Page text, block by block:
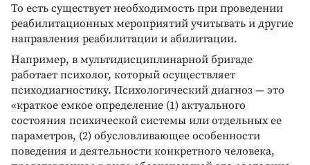
То есть существует необходимость при проведении
реабилитационных мероприятий учитывать и другие
направления реабилитации и абилитации.
Например, в мультидисциплинарной бригаде
работает психолог, который осуществляет
психодиагностику. Психологический диагноз — это
«краткое емкое определение (1) актуального
состояния психической системы или отдельных ее
параметров, (2) обусловливающее особенности
поведения и деятельности конкретного человека,